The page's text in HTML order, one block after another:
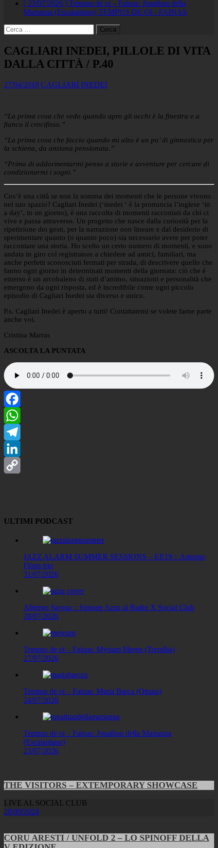
[ 23/07/2026 ] Tempus de oi – Fainas: Jonathan della
Marianna (Escalaplano) TEMPUS DE OI - FAINAS
Ricerca
per:
CAGLIARI INEDEI, PILLOLE DI VITA
DALLA CITTÀ / P.40
27/04/2018 CAGLIARI INEDEI
“La prima cosa che vedo quando apro gli occhi è la finestra e a
fianco il crocifisso.”
“La prima cosa che faccio quando mi alzo è un po’ di ginnastica per
la schiena, da anziana pensionata.”
“Prima di addormentarmi penso a storie e avventure per cercare di
condizionarmi i sogni.”
Cos’è una città se non la somma dei momenti che le persone vivono
nel suo spazio? Cagliari Inedei (‘inedei ‘ è la pronuncia l’inglese ‘in
a day’, in un giorno), è una raccolta di momenti raccontati da chi ci
vive e passa attraverso. Un progetto che nasce dalla curiosità per la
ripetizione dei gesti, per la narrazione non lineare e dal desiderio di
sperimentare quanto (o quanto poco) sia necessario avere per poter
raccontare una storia. Ho scelto un certo numero di momenti, e sono
andata in giro col registratore a chiedere ad amici, familiari, ma
anche perfetti sconosciuti fermati per strada, di descrivere quello che
fanno ogni giorno in determinati momenti della giornata: ciò che è
emerso è un arcobaleno di stati d’animo, situazioni e personalità che
emergono da ogni risposta, ed è incredibile come ogni piccolo
episodio di Cagliari Inedei sia diverso e unico.
P.s. Cagliari Inedei è aperto a tutti! Contattatemi se volete farne parte
anche voi.
Cristina Marras
ASCOLTA LA PUNTATA
Facebook
WhatsApp
Telegram
LinkedIn
ULTIMI PODCAST
JAZZ ALARM SUMMER SESSIONS – EP.19 :: Antonio
Floris trio
31/07/2026
Albergo Savoia :: Simone Azzu al Radio X Social Club
28/07/2026
Tempus de oi – Fainas: Myriam Mereu (Terralba)
27/07/2026
Tempus de oi – Fainas: Maria Barca (Ottana)
24/07/2026
Tempus de oi – Fainas: Jonathan della Marianna
(Escalaplano)
23/07/2026
THE VISITORS – EXTEMPORARY SHOWCASE
LIVE AL SOCIAL CLUB
20/09/2024
CORU ARESTI / UNFOLD 2 – LO SPINOFF DELLA